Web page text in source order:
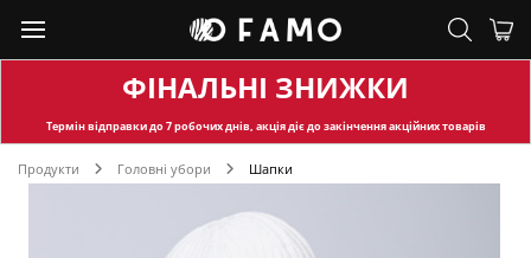
ФІНАЛЬНІ ЗНИЖКИ
Термін відправкидо 7 робочих днів, акція діє до закінчення акційних товарів
Продукти Головні убори Шапки